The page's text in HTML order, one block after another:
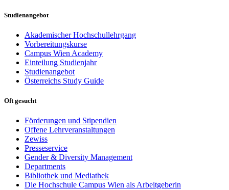
Studienangebot
Akademischer Hochschullehrgang
Vorbereitungskurse
Campus Wien Academy
Einteilung Studienjahr
Studienangebot
Österreichs Study Guide
Oft gesucht
Förderungen und Stipendien
Offene Lehrveranstaltungen
Zewiss
Presseservice
Gender & Diversity Management
Departments
Bibliothek und Mediathek
Die Hochschule Campus Wien als Arbeitgeberin